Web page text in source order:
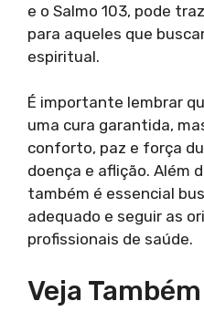
e o Salmo 103, pode
para aqueles que
espiritual.
É importante lembrar
uma cura garantida,
conforto, paz e força
doença e aflição. Além
também é essencial
adequado e seguir as
profissionais de saúde.
Veja Também